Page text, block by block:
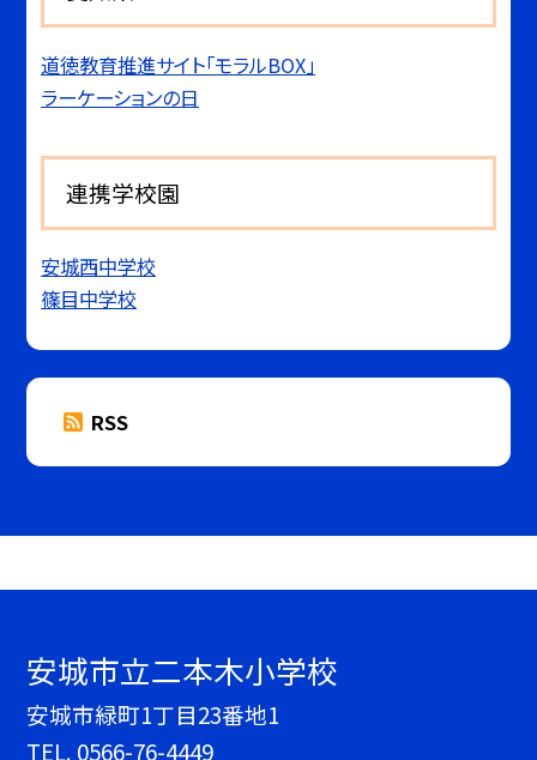
道徳教育推進サイト「モラルBOX」
ラーケーションの日
連携学校園
安城西中学校
篠目中学校
RSS
安城市立二本木小学校
安城市緑町1丁目23番地1
TEL. 0566-76-4449